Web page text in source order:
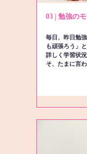
03 | 勉強の
毎日、昨日勉
も頑張ろう」と
詳しく学習状
そ、たまに言